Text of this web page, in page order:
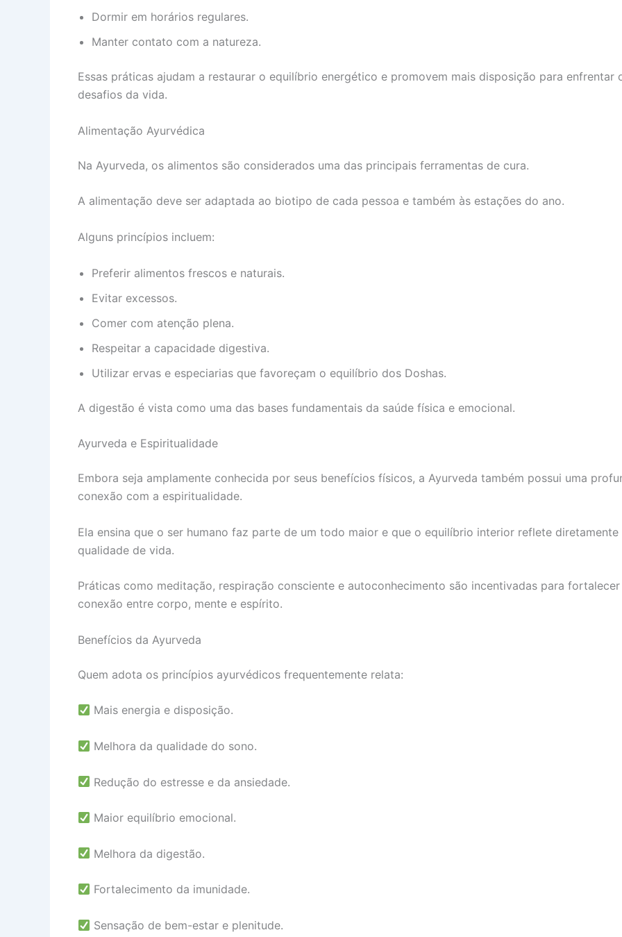
Dormir em horários regulares.
Manter contato com a natureza.
Essas práticas ajudam a restaurar o equilíbrio energético e promovem mais disposição para enfrentar
desafios da vida.
Alimentação Ayurvédica
Na Ayurveda, os alimentos são considerados uma das principais ferramentas de cura.
A alimentação deve ser adaptada ao biotipo de cada pessoa e também às estações do ano.
Alguns princípios incluem:
Preferir alimentos frescos e naturais.
Evitar excessos.
Comer com atenção plena.
Respeitar a capacidade digestiva.
Utilizar ervas e especiarias que favoreçam o equilíbrio dos Doshas.
A digestão é vista como uma das bases fundamentais da saúde física e emocional.
Ayurveda e Espiritualidade
Embora seja amplamente conhecida por seus benefícios físicos, a Ayurveda também possui uma
conexão com a espiritualidade.
Ela ensina que o ser humano faz parte de um todo maior e que o equilíbrio interior reflete diretamente
qualidade de vida.
Práticas como meditação, respiração consciente e autoconhecimento são incentivadas para fortalecer
conexão entre corpo, mente e espírito.
Benefícios da Ayurveda
Quem adota os princípios ayurvédicos frequentemente relata:
Mais energia e disposição.
Melhora da qualidade do sono.
Redução do estresse e da ansiedade.
Maior equilíbrio emocional.
Melhora da digestão.
Fortalecimento da imunidade.
Sensação de bem-estar e plenitude.